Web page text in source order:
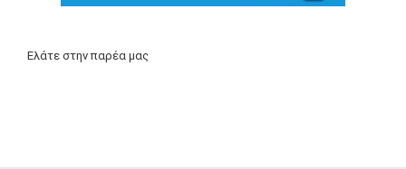
Ελάτε στην παρέα μας